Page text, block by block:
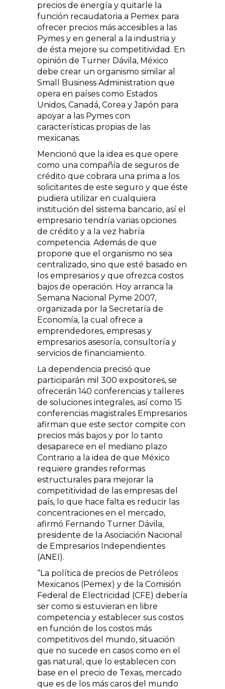
precios de energía y quitarle la
función recaudatoria a Pemex para
ofrecer precios más accesibles a las
Pymes y en general a la industria y
de ésta mejore su competitividad. En
opinión de Turner Dávila, México
debe crear un organismo similar al
Small Business Administration que
opera en países como Estados
Unidos, Canadá, Corea y Japón para
apoyar a las Pymes con
características propias de las
mexicanas.
Mencionó que la idea es que opere
como una compañía de seguros de
crédito que cobrara una prima a los
solicitantes de este seguro y que éste
pudiera utilizar en cualquiera
institución del sistema bancario, así el
empresario tendría varias opciones
de crédito y a la vez habría
competencia. Además de que
propone que el organismo no sea
centralizado, sino que esté basado en
los empresarios y que ofrezca costos
bajos de operación. Hoy arranca la
Semana Nacional Pyme 2007,
organizada por la Secretaría de
Economía, la cual ofrece a
emprendedores, empresas y
empresarios asesoría, consultoría y
servicios de financiamiento.
La dependencia precisó que
participarán mil 300 expositores, se
ofrecerán 140 conferencias y talleres
de soluciones integrales, así como 15
conferencias magistrales Empresarios
afirman que este sector compite con
precios más bajos y por lo tanto
desaparece en el mediano plazo
Contrario a la idea de que México
requiere grandes reformas
estructurales para mejorar la
competitividad de las empresas del
país, lo que hace falta es reducir las
concentraciones en el mercado,
afirmó Fernando Turner Dávila,
presidente de la Asociación Nacional
de Empresarios Independientes
(ANEI).
“La política de precios de Petróleos
Mexicanos (Pemex) y de la Comisión
Federal de Electricidad (CFE) debería
ser como si estuvieran en libre
competencia y establecer sus costos
en función de los costos más
competitivos del mundo, situación
que no sucede en casos como en el
gas natural, que lo establecen con
base en el precio de Texas, mercado
que es de los más caros del mundo